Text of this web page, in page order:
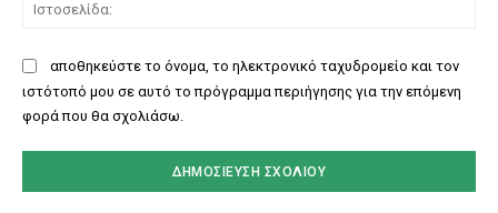
αποθηκεύστε το όνομα, το ηλεκτρονικό ταχυδρομείο και τον
ιστότοπό μου σε αυτό το πρόγραμμα περιήγησης για την επόμενη
φορά που θα σχολιάσω.